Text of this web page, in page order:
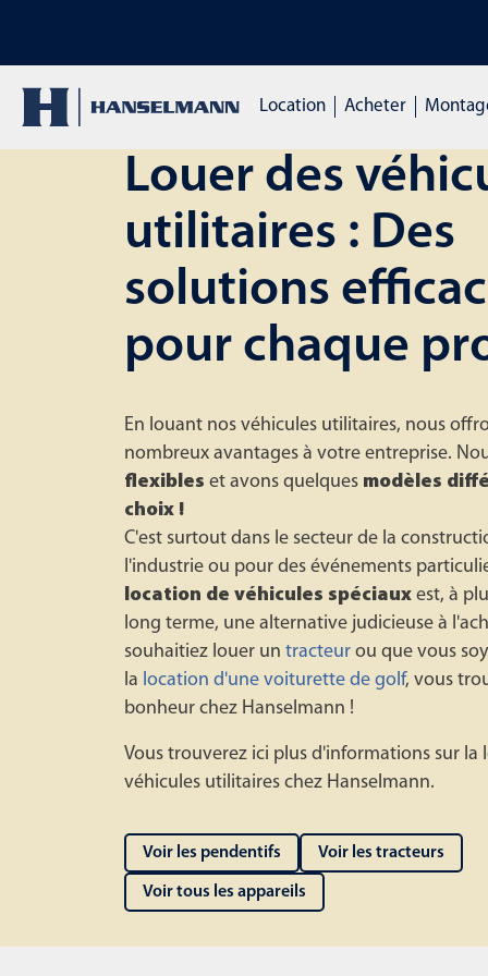
DÉCOUVREZ NOS
Location Acheter
Louer des
utilitaires : Des
solutions
pour chaque
En louant nos véhicules utilitaires, nous
nombreux avantages à votre entreprise.
flexibles et avons quelques modèles
choix !
C'est surtout dans le secteur de la
l'industrie ou pour des événements
location de véhicules spéciaux est, à
long terme, une alternative judicieuse à
souhaitiez louer un tracteur ou que vous
la location d'une voiturette de golf, vous
bonheur chez Hanselmann !
Vous trouverez ici plus d'informations sur la
véhicules utilitaires chez Hanselmann.
Voir les pendentifs Voir les tracteurs
Voir tous les appareils